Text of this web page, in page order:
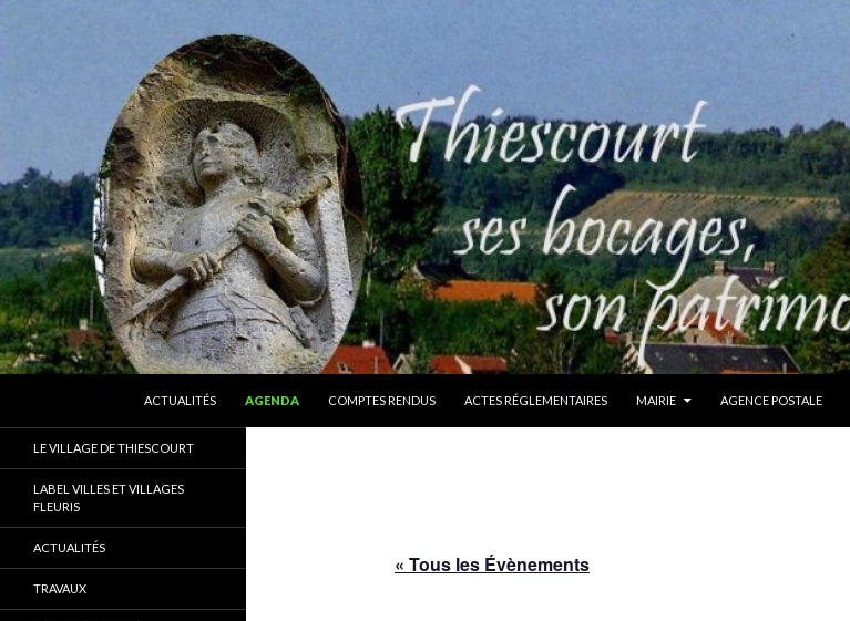
ACTUALITÉS
AGENDA COMPTES RENDUS ACTES RÉGLEMENTAIRES MAIRIE AGENCE POSTALE
« Tous les Évènements
Thiescourt (Oise)
LE VILLAGE DE THIESCOURT
LABEL VILLES ET VILLAGES
FLEURIS
ACTUALITÉS
TRAVAUX